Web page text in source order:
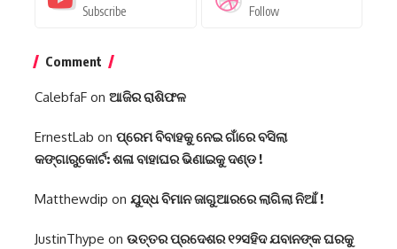
Subscribe Follow
Comment
CalebfaF on ଆଜିର ରାଶିଫଳ
ErnestLab on ପ୍ରେମ ବିବାହକୁ ନେଇ ଗାଁରେ ବସିଲା
କଙ୍ଗାରୁକୋର୍ଟ: ଶଳା ବାହାଘର ଭିଣାଇକୁ ଦଣ୍ଡ !
Matthewdip on ଯୁଦ୍ଧ ବିମାନ ଜାଗୁଆରରେ ଲାଗିଲା ନିଆଁ !
JustinThype on ଉତ୍ତର ପ୍ରଦେଶର ୧୨ସହିଦ ଯବାନଙ୍କ ଘରକୁ